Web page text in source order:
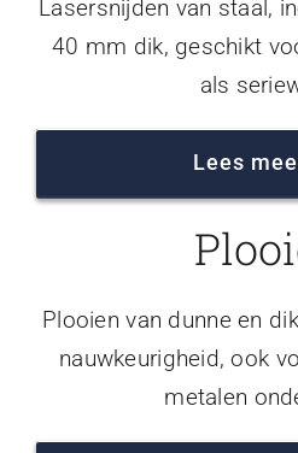
Lasersnijden van staal,
40 mm dik, geschikt
als
Lees
Plooien van dunne en
nauwkeurigheid, ook
metalen